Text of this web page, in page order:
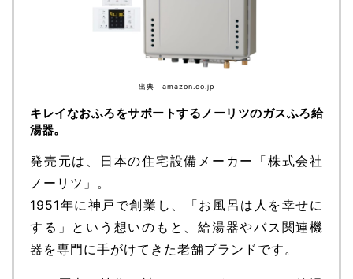
出典：amazon.co.jp
キレイなおふろをサポートするノーリツのガスふろ給
湯器。
発売元は、日本の住宅設備メーカー「株式会社
ノーリツ」。
1951年に神戸で創業し、「お風呂は人を幸せに
する」という想いのもと、給湯器やバス関連機
器を専門に手がけてきた老舗ブランドです。